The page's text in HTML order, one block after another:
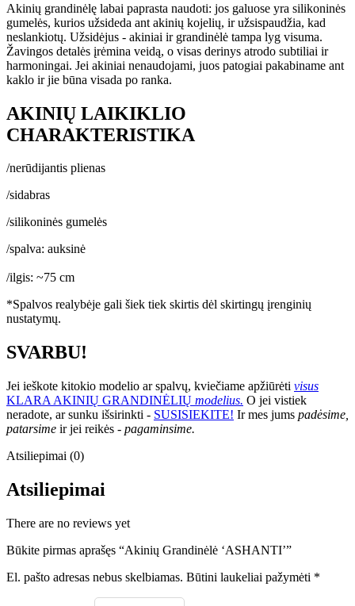
Akinių grandinėlę labai paprasta naudoti: jos galuose yra silikoninės
gumelės, kurios užsideda ant akinių kojelių, ir užsispaudžia, kad
neslankiotų. Užsidėjus - akiniai ir grandinėlė tampa lyg visuma.
Žavingos detalės įrėmina veidą, o visas derinys atrodo subtiliai ir
harmoningai. Jei akiniai nenaudojami, juos patogiai pakabiname ant
kaklo ir jie būna visada po ranka.
AKINIŲ LAIKIKLIO
CHARAKTERISTIKA
/nerūdijantis plienas
/sidabras
/silikoninės gumelės
/spalva: auksinė
/ilgis: ~75 cm
*Spalvos realybėje gali šiek tiek skirtis dėl skirtingų įrenginių
nustatymų.
SVARBU!
Jei ieškote kitokio modelio ar spalvų, kviečiame apžiūrėti visus
KLARA AKINIŲ GRANDINĖLIŲ modelius. O jei vistiek
neradote, ar sunku išsirinkti - SUSISIEKITE! Ir mes jums padėsime,
patarsime ir jei reikės - pagaminsime.
Atsiliepimai (0)
Atsiliepimai
There are no reviews yet
Būkite pirmas aprašęs “Akinių Grandinėlė ‘ASHANTI’”
El. pašto adresas nebus skelbiamas. Būtini laukeliai pažymėti *